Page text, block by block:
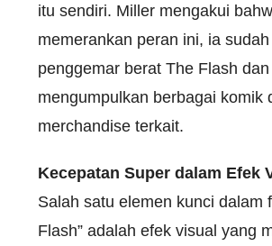
itu sendiri. Miller mengakui
memerankan peran ini, ia
penggemar berat The Flash
mengumpulkan berbagai komik
merchandise terkait.
Kecepatan Super dalam Efek
Salah satu elemen kunci dalam
Flash” adalah efek visual yang